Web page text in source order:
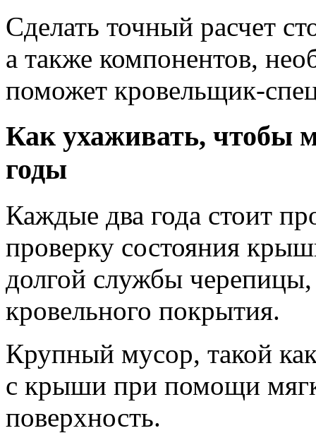
Сделать точный расчет
а также компонентов,
поможет кровельщик-
Как ухаживать, чтобы
годы
Каждые два года стоит
проверку состояния
долгой службы
кровельного покрытия.
Крупный мусор, такой
с крыши при помощи
поверхность.